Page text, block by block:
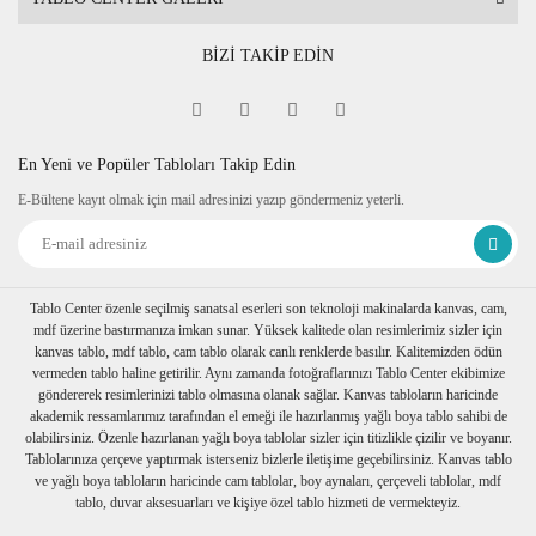
BİZİ TAKİP EDİN
En Yeni ve Popüler Tabloları Takip Edin
E-Bültene kayıt olmak için mail adresinizi yazıp göndermeniz yeterli.
Tablo Center özenle seçilmiş sanatsal eserleri son teknoloji makinalarda kanvas, cam,
mdf üzerine bastırmanıza imkan sunar. Yüksek kalitede olan resimlerimiz sizler için
kanvas tablo, mdf tablo, cam tablo olarak canlı renklerde basılır. Kalitemizden ödün
vermeden tablo haline getirilir. Aynı zamanda fotoğraflarınızı Tablo Center ekibimize
göndererek resimlerinizi tablo olmasına olanak sağlar. Kanvas tabloların haricinde
akademik ressamlarımız tarafından el emeği ile hazırlanmış yağlı boya tablo sahibi de
olabilirsiniz. Özenle hazırlanan yağlı boya tablolar sizler için titizlikle çizilir ve boyanır.
Tablolarınıza çerçeve yaptırmak isterseniz bizlerle iletişime geçebilirsiniz. Kanvas tablo
ve yağlı boya tabloların haricinde cam tablolar, boy aynaları, çerçeveli tablolar, mdf
tablo, duvar aksesuarları ve kişiye özel tablo hizmeti de vermekteyiz.